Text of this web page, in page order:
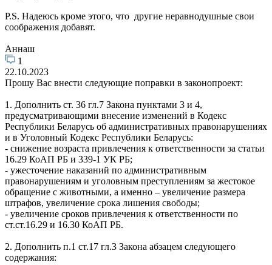
P.S. Надеюсь кроме этого, что другие неравнодушные свои
соображения добавят.
Аннаш
1
22.10.2023
Прошу Вас внести следующие поправки в законопроект:
1. Дополнить ст. 36 гл.7 Закона пунктами 3 и 4,
предусматривающими внесение изменений в Кодекс
Республики Беларусь об административных правонарушениях
и в Уголовный Кодекс Республики Беларусь:
- снижение возраста привлечения к ответственности за статьи
16.29 КоАП РБ и 339-1 УК РБ;
- ужесточение наказаний по административным
правонарушениям и уголовным преступлениям за жестокое
обращение с животными, а именно – увеличение размера
штрафов, увеличение срока лишения свободы;
- увеличение сроков привлечения к ответственности по
ст.ст.16.29 и 16.30 КоАП РБ.
2. Дополнить п.1 ст.17 гл.3 Закона абзацем следующего
содержания: